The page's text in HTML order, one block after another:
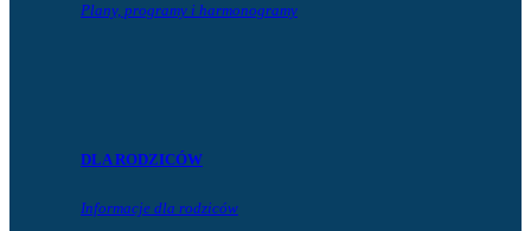
Plany, programy i harmonogramy
DLA RODZICÓW
Informacje dla rodziców